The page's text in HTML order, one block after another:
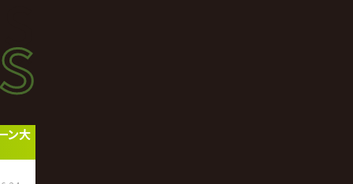
ス
ン大